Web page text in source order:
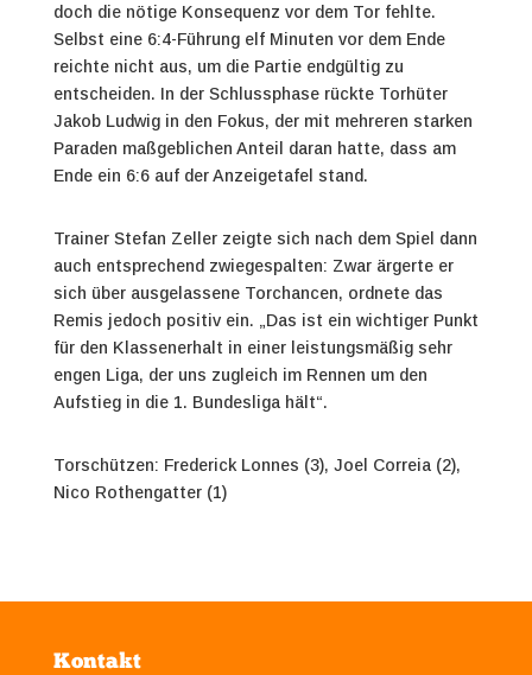
doch die nötige Konsequenz vor dem Tor fehlte.
Selbst eine 6:4-Führung elf Minuten vor dem Ende
reichte nicht aus, um die Partie endgültig zu
entscheiden. In der Schlussphase rückte Torhüter
Jakob Ludwig in den Fokus, der mit mehreren starken
Paraden maßgeblichen Anteil daran hatte, dass am
Ende ein 6:6 auf der Anzeigetafel stand.
Trainer Stefan Zeller zeigte sich nach dem Spiel dann
auch entsprechend zwiegespalten: Zwar ärgerte er
sich über ausgelassene Torchancen, ordnete das
Remis jedoch positiv ein. „Das ist ein wichtiger Punkt
für den Klassenerhalt in einer leistungsmäßig sehr
engen Liga, der uns zugleich im Rennen um den
Aufstieg in die 1. Bundesliga hält“.
Torschützen: Frederick Lonnes (3), Joel Correia (2),
Nico Rothengatter (1)
Kontakt